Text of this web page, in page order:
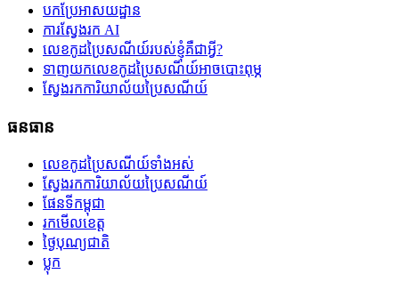
បកប្រែអាសយដ្ឋាន
ការស្វែងរក AI
លេខកូដប្រៃសណីយ៍របស់ខ្ញុំគឺជាអ្វី?
ទាញយកលេខកូដប្រៃសណីយ៍អាចបោះពុម្ភ
ស្វែងរកការិយាល័យប្រៃសណីយ៍
ធនធាន
លេខកូដប្រៃសណីយ៍ទាំងអស់
ស្វែងរកការិយាល័យប្រៃសណីយ៍
ផែនទីកម្ពុជា
រកមើលខេត្ត
ថ្ងៃបុណ្យជាតិ
ប្លុក